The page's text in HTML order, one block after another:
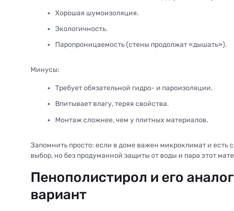
Хорошая шумоизоляция.
Экологичность.
Паропроницаемость (стены продолжат «дышать»).
Минусы:
Требует обязательной гидро- и пароизоляции.
Впитывает влагу, теряя свойства.
Монтаж сложнее, чем у плитных материалов.
Запомнить просто: если в доме важен микроклимат и
выбор, но без продуманной защиты от воды и пара этот
Пенополистирол и его
вариант